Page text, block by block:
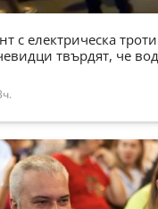
с електрическа
твърдят, че